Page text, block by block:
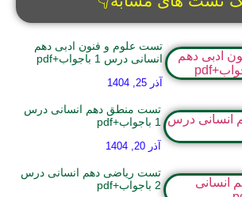
تست علوم و فنون ادبی دهم
انسانی درس 1 باجواب+pdf
آذر 25, 1404
تست منطق دهم انسانی درس
1 باجواب+pdf
آذر 20, 1404
تست ریاضی دهم انسانی درس
2 باجواب+pdf